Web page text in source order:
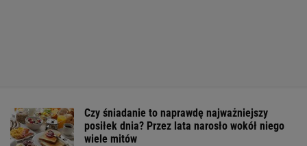
Czy śniadanie to naprawdę najważniejszy
posiłek dnia? Przez lata narosło wokół niego
wiele mitów